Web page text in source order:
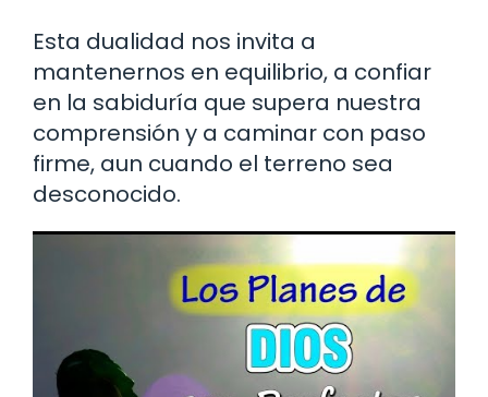
Esta dualidad nos invita a
mantenernos en equilibrio, a confiar
en la sabiduría que supera nuestra
comprensión y a caminar con paso
firme, aun cuando el terreno sea
desconocido.